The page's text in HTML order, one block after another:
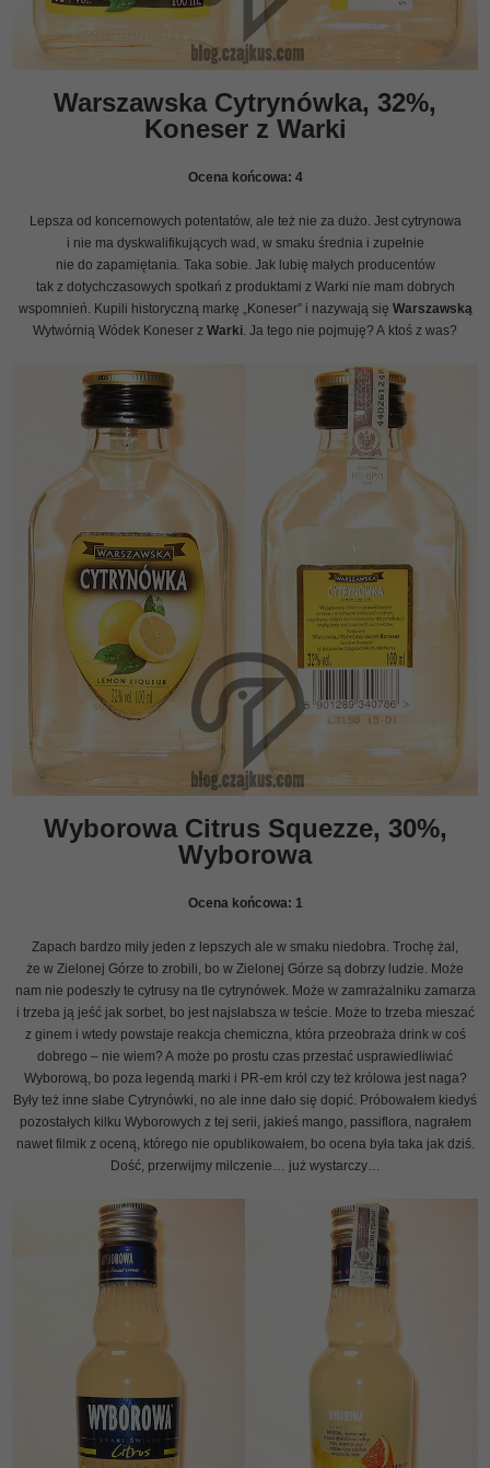
Warszawska Cytrynówka, 32%,
Koneser z Warki
Ocena końcowa: 4
Lepsza od koncernowych potentatów, ale też nie za dużo. Jest cytrynowa
i nie ma dyskwalifikujących wad, w smaku średnia i zupełnie
nie do zapamiętania. Taka sobie. Jak lubię małych producentów
tak z dotychczasowych spotkań z produktami z Warki nie mam dobrych
wspomnień. Kupili historyczną markę „Koneser” i nazywają się Warszawską
Wytwórnią Wódek Koneser z Warki. Ja tego nie pojmuję? A ktoś z was?
Wyborowa Citrus Squezze, 30%,
Wyborowa
Ocena końcowa: 1
Zapach bardzo miły jeden z lepszych ale w smaku niedobra. Trochę żal,
że w Zielonej Górze to zrobili, bo w Zielonej Górze są dobrzy ludzie. Może
nam nie podeszły te cytrusy na tle cytrynówek. Może w zamrażalniku zamarza
i trzeba ją jeść jak sorbet, bo jest najsłabsza w teście. Może to trzeba mieszać
z ginem i wtedy powstaje reakcja chemiczna, która przeobraża drink w coś
dobrego – nie wiem? A może po prostu czas przestać usprawiedliwiać
Wyborową, bo poza legendą marki i PR-em król czy też królowa jest naga?
Były też inne słabe Cytrynówki, no ale inne dało się dopić. Próbowałem kiedyś
pozostałych kilku Wyborowych z tej serii, jakieś mango, passiflora, nagrałem
nawet filmik z oceną, którego nie opublikowałem, bo ocena była taka jak dziś.
Dość, przerwijmy milczenie… już wystarczy…